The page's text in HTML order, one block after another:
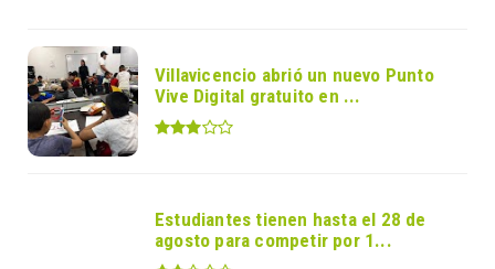
Villavicencio abrió un nuevo Punto
Vive Digital gratuito en ...
Estudiantes tienen hasta el 28 de
agosto para competir por 1...